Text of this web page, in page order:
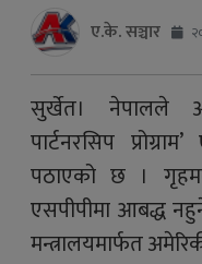
ए.के. सञ्चार
सुर्खेत। नेपालले
पार्टनरसिप
पठाएको छ ।
एसपीपीमा आबद्ध
मन्त्रालयमार्फत